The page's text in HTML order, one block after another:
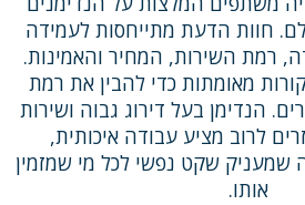
חוות הדעת מתייחסות לעמידה
רמת השירות, המחיר והאמינות.
מאומתות כדי להבין את רמת
הנדימן בעל דירוג גבוה ושירות
לרוב מציע עבודה איכותית,
שמעניק שקט נפשי לכל מי שמזמין
אותו.